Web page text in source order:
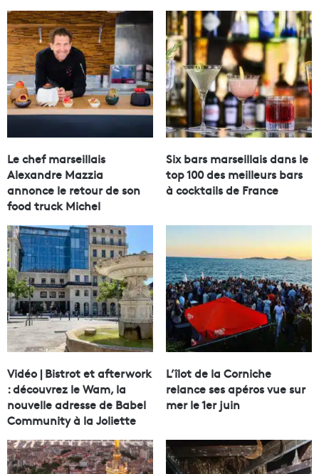
Le chef marseillais
Alexandre Mazzia
annonce le retour de son
food truck Michel
Six bars marseillais dans le
top 100 des meilleurs bars
à cocktails de France
Vidéo | Bistrot et afterwork
: découvrez le Wam, la
nouvelle adresse de Babel
Community à la Joliette
L’îlot de la Corniche
relance ses apéros vue sur
mer le 1er juin